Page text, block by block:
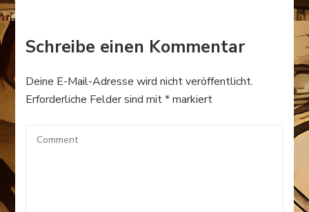
Schreibe einen Kommentar
Deine E-Mail-Adresse wird nicht veröffentlicht.
Erforderliche Felder sind mit*markiert